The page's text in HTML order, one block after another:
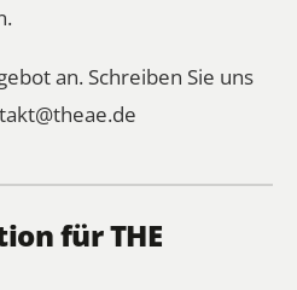
an. Schreiben Sie uns
für THE